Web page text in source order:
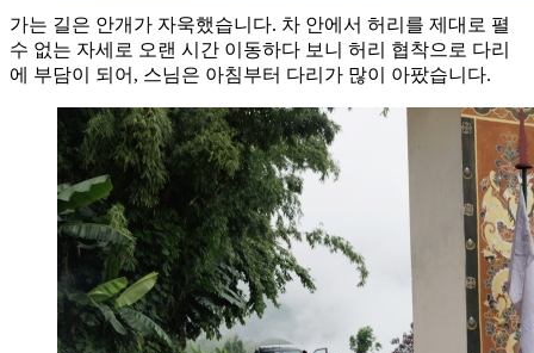
가는 길은 안개가 자욱했습니다. 차 안에서 허리를 제대로 펼
수 없는 자세로 오랜 시간 이동하다 보니 허리 협착으로 다리
에 부담이 되어, 스님은 아침부터 다리가 많이 아팠습니다.